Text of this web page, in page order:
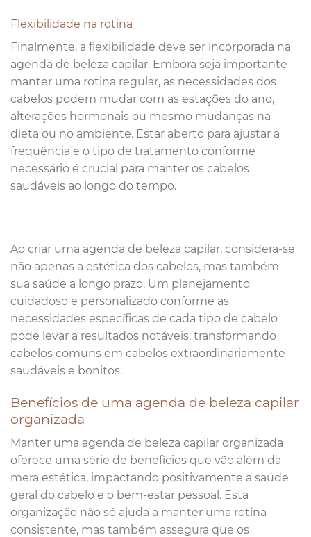
Flexibilidade na rotina
Finalmente, a flexibilidade deve ser incorporada na
agenda de beleza capilar. Embora seja importante
manter uma rotina regular, as necessidades dos
cabelos podem mudar com as estações do ano,
alterações hormonais ou mesmo mudanças na
dieta ou no ambiente. Estar aberto para ajustar a
frequência e o tipo de tratamento conforme
necessário é crucial para manter os cabelos
saudáveis ao longo do tempo.
Ao criar uma agenda de beleza capilar, considera-se
não apenas a estética dos cabelos, mas também
sua saúde a longo prazo. Um planejamento
cuidadoso e personalizado conforme as
necessidades específicas de cada tipo de cabelo
pode levar a resultados notáveis, transformando
cabelos comuns em cabelos extraordinariamente
saudáveis e bonitos.
Benefícios de uma agenda de beleza capilar
organizada
Manter uma agenda de beleza capilar organizada
oferece uma série de benefícios que vão além da
mera estética, impactando positivamente a saúde
geral do cabelo e o bem-estar pessoal. Esta
organização não só ajuda a manter uma rotina
consistente, mas também assegura que os